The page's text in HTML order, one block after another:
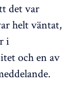
det var
helt väntat,
i
och en av